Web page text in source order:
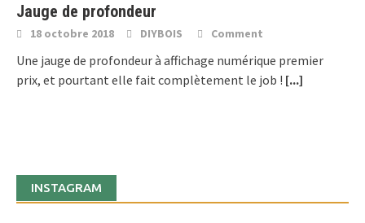
Jauge de profondeur
18 octobre 2018 DIYBOIS Comment
Une jauge de profondeur à affichage numérique premier
prix, et pourtant elle fait complètement le job ! [...]
INSTAGRAM